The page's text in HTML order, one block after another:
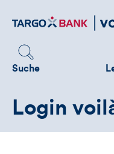
zum
Suche
Login